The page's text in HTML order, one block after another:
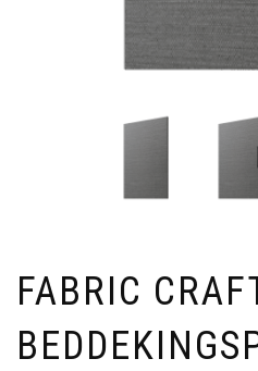
FABRIC